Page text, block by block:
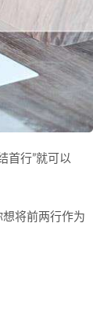
首行”就可以
将前两行作为